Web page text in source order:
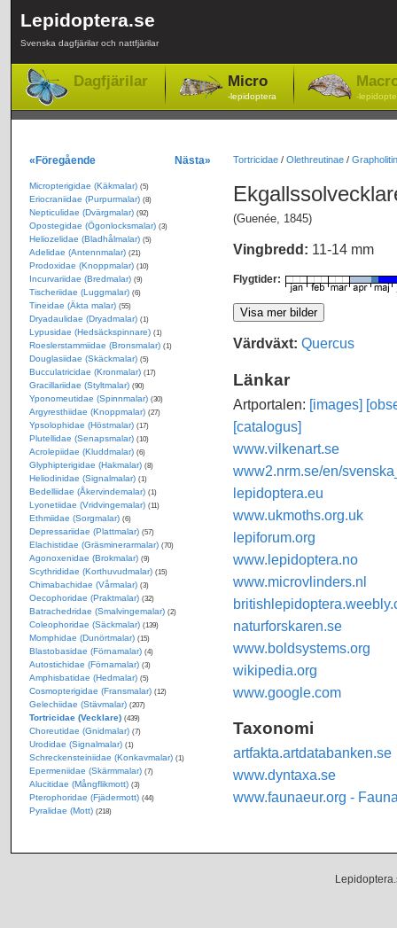
Lepidoptera.se
Svenska dagfjärilar och nattfjärilar
Dagfjärilar Micro
-lepidoptera -
Tortricidae/ Olethreutinae/
(Guenée, 1845)
Vingbredd: 11-14 mm
Flygtider:
Värdväxt: Quercus
Länkar
Artportalen: [images]
[catalogus]
www.vilkenart.se
www2.nrm.se/en/
lepidoptera.eu
www.ukmoths.org.uk
lepiforum.org
www.lepidoptera.no
www.microvlinders.nl
naturforskaren.se
www.boldsystems.org
wikipedia.org
www.google.com
Taxonomi
artfakta.artdatabanken.se
www.dyntaxa.se
www.faunaeur.org -
«Föregående Nästa»
Micropterigidae (Käkmalar) (5)
Eriocraniidae (Purpurmalar) (8)
Nepticulidae (Dvärgmalar) (92)
Opostegidae (Ögonlocksmalar) (3)
Heliozelidae (Bladhålmalar) (5)
Adelidae (Antennmalar) (21)
Prodoxidae (Knoppmalar) (10)
Incurvariidae (Bredmalar) (9)
Tischeriidae (Luggmalar) (6)
Tineidae (Äkta malar) (55)
Dryadaulidae (Dryadmalar) (1)
Lypusidae (Hedsäckspinnare) (1)
Roeslerstammiidae (Bronsmalar) (1)
Douglasiidae (Skäckmalar) (5)
Bucculatricidae (Kronmalar) (17)
Gracillariidae (Styltmalar) (90)
Yponomeutidae (Spinnmalar) (30)
Argyresthiidae (Knoppmalar) (27)
Ypsolophidae (Höstmalar) (17)
Plutellidae (Senapsmalar) (10)
Acrolepiidae (Kluddmalar) (6)
Glyphipterigidae (Hakmalar) (8)
Heliodinidae (Signalmalar) (1)
Bedelliidae (Åkervindemalar) (1)
Lyonetiidae (Vridvingemalar) (11)
Ethmiidae (Sorgmalar) (6)
Depressariidae (Plattmalar) (57)
Elachistidae (Gräsminerarmalar) (70)
Agonoxenidae (Brokmalar) (9)
Scythrididae (Korthuvudmalar) (15)
Chimabachidae (Vårmalar) (3)
Oecophoridae (Praktmalar) (32)
Batrachedridae (Smalvingemalar) (2)
Coleophoridae (Säckmalar) (139)
Momphidae (Dunörtmalar) (15)
Blastobasidae (Förnamalar) (4)
Autostichidae (Förnamalar) (3)
Amphisbatidae (Hedmalar) (5)
Cosmopterigidae (Fransmalar) (12)
Gelechiidae (Stävmalar) (207)
Tortricidae (Vecklare) (439)
Choreutidae (Gnidmalar) (7)
Urodidae (Signalmalar) (1)
Schreckensteiniidae (Konkavmalar) (1)
Epermeniidae (Skärmmalar) (7)
Alucitidae (Mångflikmott) (3)
Pterophoridae (Fjädermott) (44)
Pyralidae (Mott) (218)